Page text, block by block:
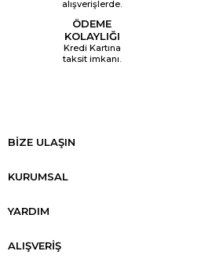
alışverişlerde.
ÖDEME
KOLAYLIĞI
Kredi Kartına
taksit imkanı.
BİZE ULAŞIN
KURUMSAL
YARDIM
ALIŞVERİŞ